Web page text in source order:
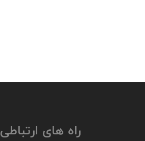
راه های ارتباطی